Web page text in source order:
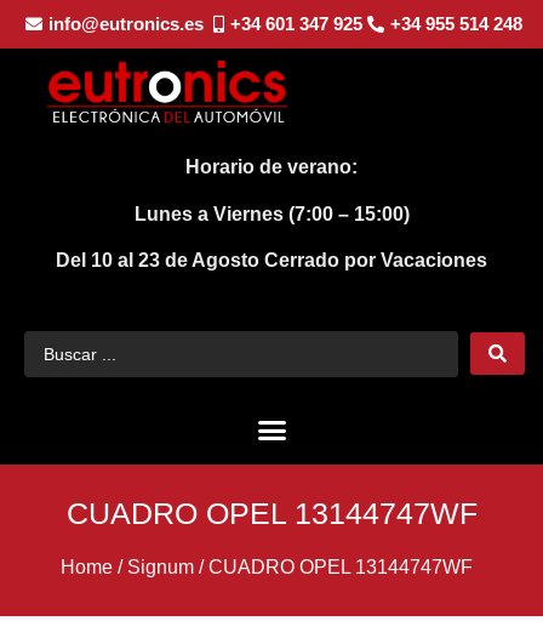
info@eutronics.es +34 601 347 925 +34 955 514 248
Horario de verano:
Lunes a Viernes (7:00 – 15:00)
Del 10 al 23 de Agosto Cerrado por Vacaciones
CUADRO OPEL 13144747WF
Home/ Signum/CUADRO OPEL 13144747WF